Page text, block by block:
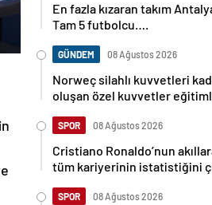
En fazla kızaran takım
Tam 5 futbolcu….
GÜNDEM 08 Ağustos 2026
Norweç silahlı kuvvetleri
oluşan özel kuvvetler
SPOR 08 Ağustos 2026
Cristiano Ronaldo’nun
tüm kariyerinin istatistiğini
SPOR 08 Ağustos 2026